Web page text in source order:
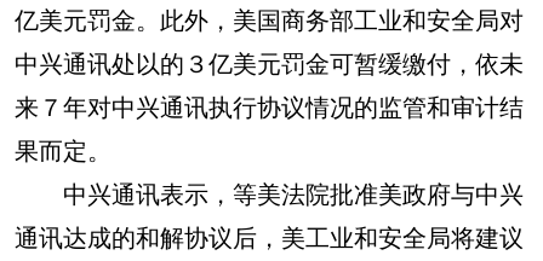
亿美元罚金。此外，美国商务部工业和安全局对
中兴通讯处以的３亿美元罚金可暂缓缴付，依未
来７年对中兴通讯执行协议情况的监管和审计结
果而定。
中兴通讯表示，等美法院批准美政府与中兴
通讯达成的和解协议后，美工业和安全局将建议